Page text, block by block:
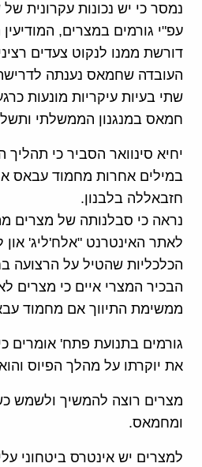
נמסר כי יש נכונות עקרונית
עפ"י גורמים במצרים,
דורשת ממנו לנקוט צעדים
העובדה שחמאס נענתה
שתי בעיות עיקריות מונעות
חמאס במנגנון הממשלתי
יחיא סינוואר הסביר כי
במילים אחרות מחמוד עבאס
חזבאללה בלבנון.
נראה כי סבלנותה של מצרים
הכלכליות שהטיל על הרצועה
הבכיר המצרי איים כי מצרים
ממשימת התיווך אם מחמוד
גורמים בתנועת פתח' אומרים
את יוקרתו על מהלך הפיוס
מצרים רוצה להמשיך ולשמש
ומחמאס.
למצרים יש אינטרס ביטחוני